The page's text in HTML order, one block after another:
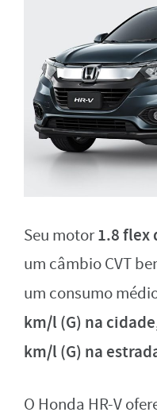
Seu motor1.8 flex
um câmbio CVT
um consumo
km/l (G) na cidade
km/l (G) na
O Honda HR-V